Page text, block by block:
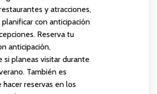
y atracciones,
con anticipación
Reserva tu
anticipación,
si planeas visitar durante
También es
reservas en los